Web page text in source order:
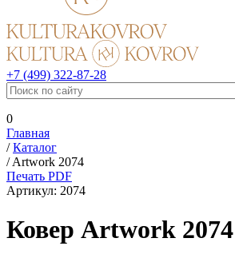
+7 (499) 322-87-28
0
Главная
/Каталог
/Artwork 2074
Печать PDF
Артикул: 2074
Ковер Artwork 2074